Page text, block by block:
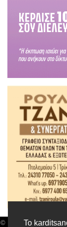
Το
© Karditsa News |